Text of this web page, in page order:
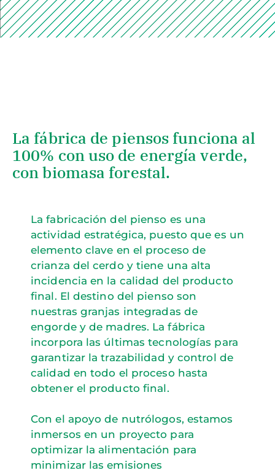
La fábrica de piensos funciona al
100% con uso de energía verde,
con biomasa forestal.
La fabricación del pienso es una
actividad estratégica, puesto que es un
elemento clave en el proceso de
crianza del cerdo y tiene unaalta
incidencia en la calidad del producto
final. El destino del pienso son
nuestras granjas integradas de
engorde y de madres. La fábrica
incorpora las últimas tecnologías para
garantizar la trazabilidad y control de
calidad en todo el proceso hasta
obtener el producto final.
Con el apoyo de nutrólogos, estamos
inmersos en un proyecto para
optimizar la alimentación para
minimizar las emisiones